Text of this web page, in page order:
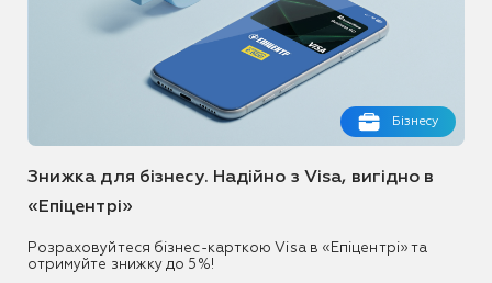
Бізнесу
Знижка для бізнесу. Надійно з Visa, вигідно в
«Епіцентрі»
Розраховуйтеся бізнес-карткою Visa в «Епіцентрі» та
отримуйте знижку до 5%!